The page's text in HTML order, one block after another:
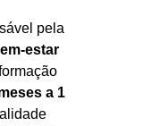
pela
estar
a 1